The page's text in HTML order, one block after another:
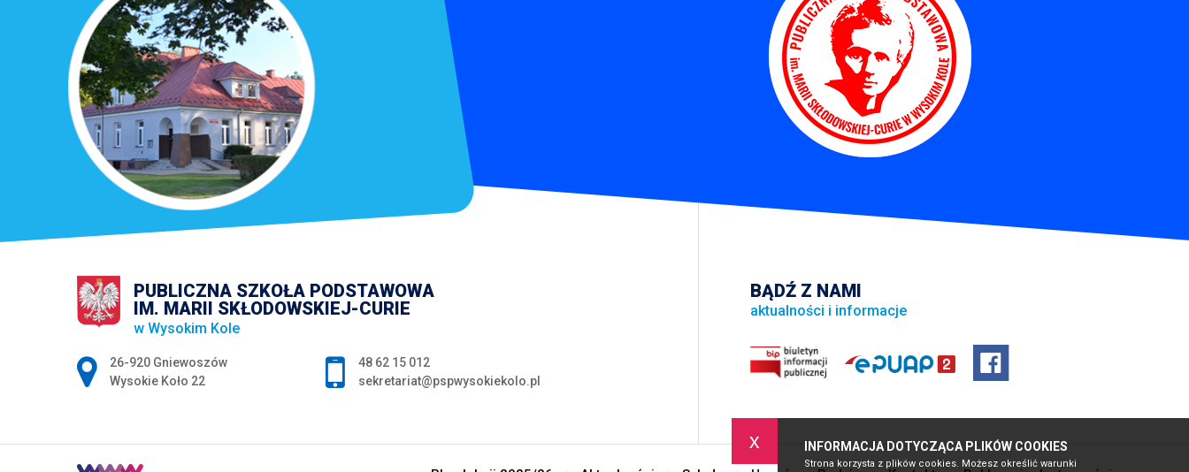
x INFORMACJA DOTYCZĄCA PLIKÓW COOKIES
Strona korzysta z plików cookies. Możesz określić warunki
PUBLICZNA SZKOŁA PODSTAWOWA
IM. MARII SKŁODOWSKIEJ-CURIE
w Wysokim Kole
Adres pocztowy:
26-920 Gniewoszów
Wysokie Koło 22
48 62 15 012
sekretariat@pspwysokiekolo.pl
BĄDŹ Z NAMI
aktualności i informacje